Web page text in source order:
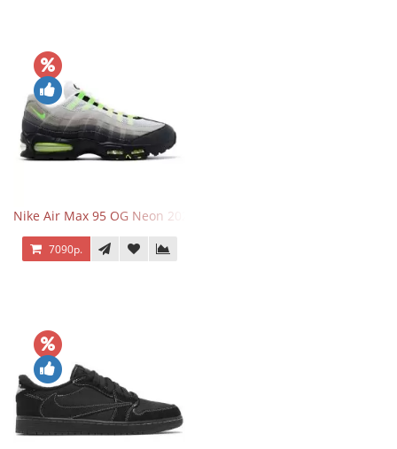
Nike Air Max 95 OG Neon 2025
7090р.